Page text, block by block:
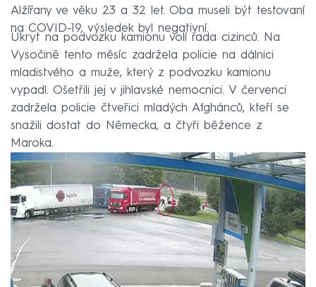
Alžířany ve věku 23 a 32 let. Oba museli být testovaní
na COVID-19, výsledek byl negativní.
Úkryt na podvozku kamionu volí řada cizinců. Na
Vysočině tento měsíc zadržela policie na dálnici
mladistvého a muže, který z podvozku kamionu
vypadl. Ošetřili jej v jihlavské nemocnici. V červenci
zadržela policie čtveřici mladých Afghánců, kteří se
snažili dostat do Německa, a čtyři běžence z
Maroka.